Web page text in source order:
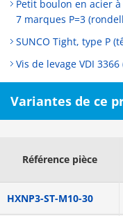
Petit boulon en acier
7 marques P=3
SUNCO Tight, type P
Vis de levage VDI 3366
Variantes de ce
Référence pièce
HXNP3-ST-M10-30